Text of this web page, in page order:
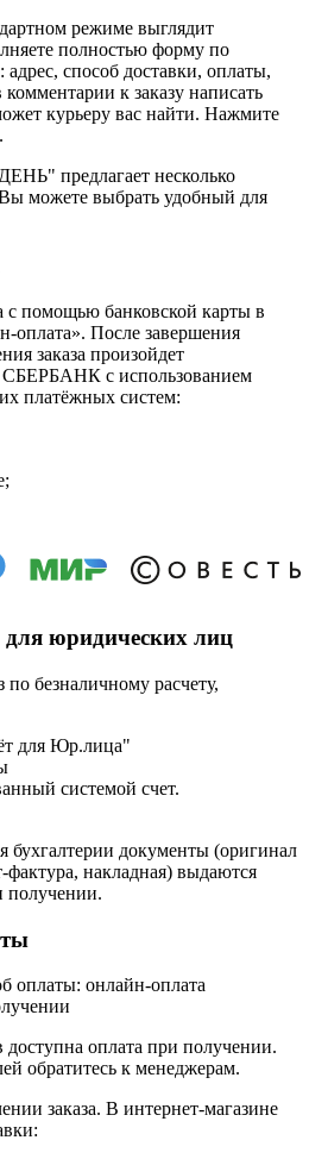
режиме выглядит
полностью форму по
способ доставки, оплаты,
к заказу написать
курьеру вас найти. Нажмите
предлагает несколько
можете выбрать удобный для
с помощью банковской карты в
оплата». После завершения
заказа произойдет
с использованием
платёжных систем:
для юридических лиц
по безналичному расчету,
для Юр.лица"
системой счет.
бухгалтерии документы (оригинал
фактура, накладная) выдаются
получении.
оплаты: онлайн-оплата
оплата при получении.
обратитесь к менеджерам.
заказа. В интернет-магазине